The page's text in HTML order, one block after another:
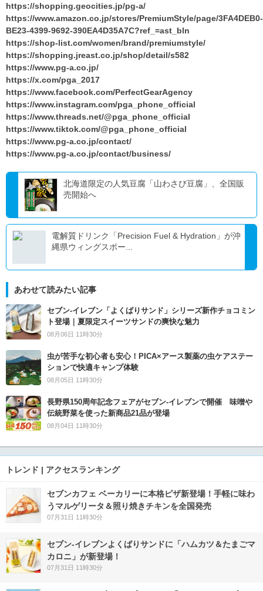
https://shopping.geocities.jp/pg-a/
https://www.amazon.co.jp/stores/PremiumStyle/page/3FA4DEB0-
BE23-4399-9692-390EA4D35A7C?ref_=ast_bln
https://shop-list.com/women/brand/premiumstyle/
https://shopping.jreast.co.jp/shop/detail/s582
https://www.pg-a.co.jp/
https://x.com/pga_2017
https://www.facebook.com/PerfectGearAgency
https://www.instagram.com/pga_phone_official
https://www.threads.net/@pga_phone_official
https://www.tiktok.com/@pga_phone_official
https://www.pg-a.co.jp/contact/
https://www.pg-a.co.jp/contact/business/
北海道限定の人気豆腐「山わさび豆腐」、全国販
売開始へ
電解質ドリンク「Precision Fuel & Hydration」が沖
縄県ウィングスポー...
あわせて読みたい記事
セブン‐イレブン「よくばりサンド」シリーズ新作チョコミン
ト登場｜夏限定スイーツサンドの爽快な魅力
08月06日 11時30分
虫が苦手な初心者も安心！PICA×アース製薬の虫ケアステー
ションで快適キャンプ体験
08月05日 11時30分
長野県150周年記念フェアがセブン-イレブンで開催 味噌や
伝統野菜を使った新商品21品が登場
08月04日 11時30分
トレンド | アクセスランキング
セブンカフェ ベーカリーに本格ピザ新登場！手軽に味わ
うマルゲリータ＆照り焼きチキンを全国発売
07月31日 11時30分
セブン‐イレブンよくばりサンドに「ハムカツ＆たまごマ
カロニ」が新登場！
07月31日 11時30分